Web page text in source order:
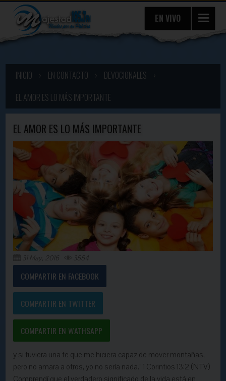
EN VIVO
INICIO EN CONTACTO DEVOCIONALES
EL AMOR ES LO MÁS IMPORTANTE
EL AMOR ES LO MÁS IMPORTANTE
31 May, 2016 3554
COMPARTIR EN FACEBOOK
COMPARTIR EN TWITTER
COMPARTIR EN WATHSAPP
y si tuviera una fe que me hiciera capaz de mover montañas,
pero no amara a otros, yo no sería nada.” 1 Corintios 13:2 (NTV)